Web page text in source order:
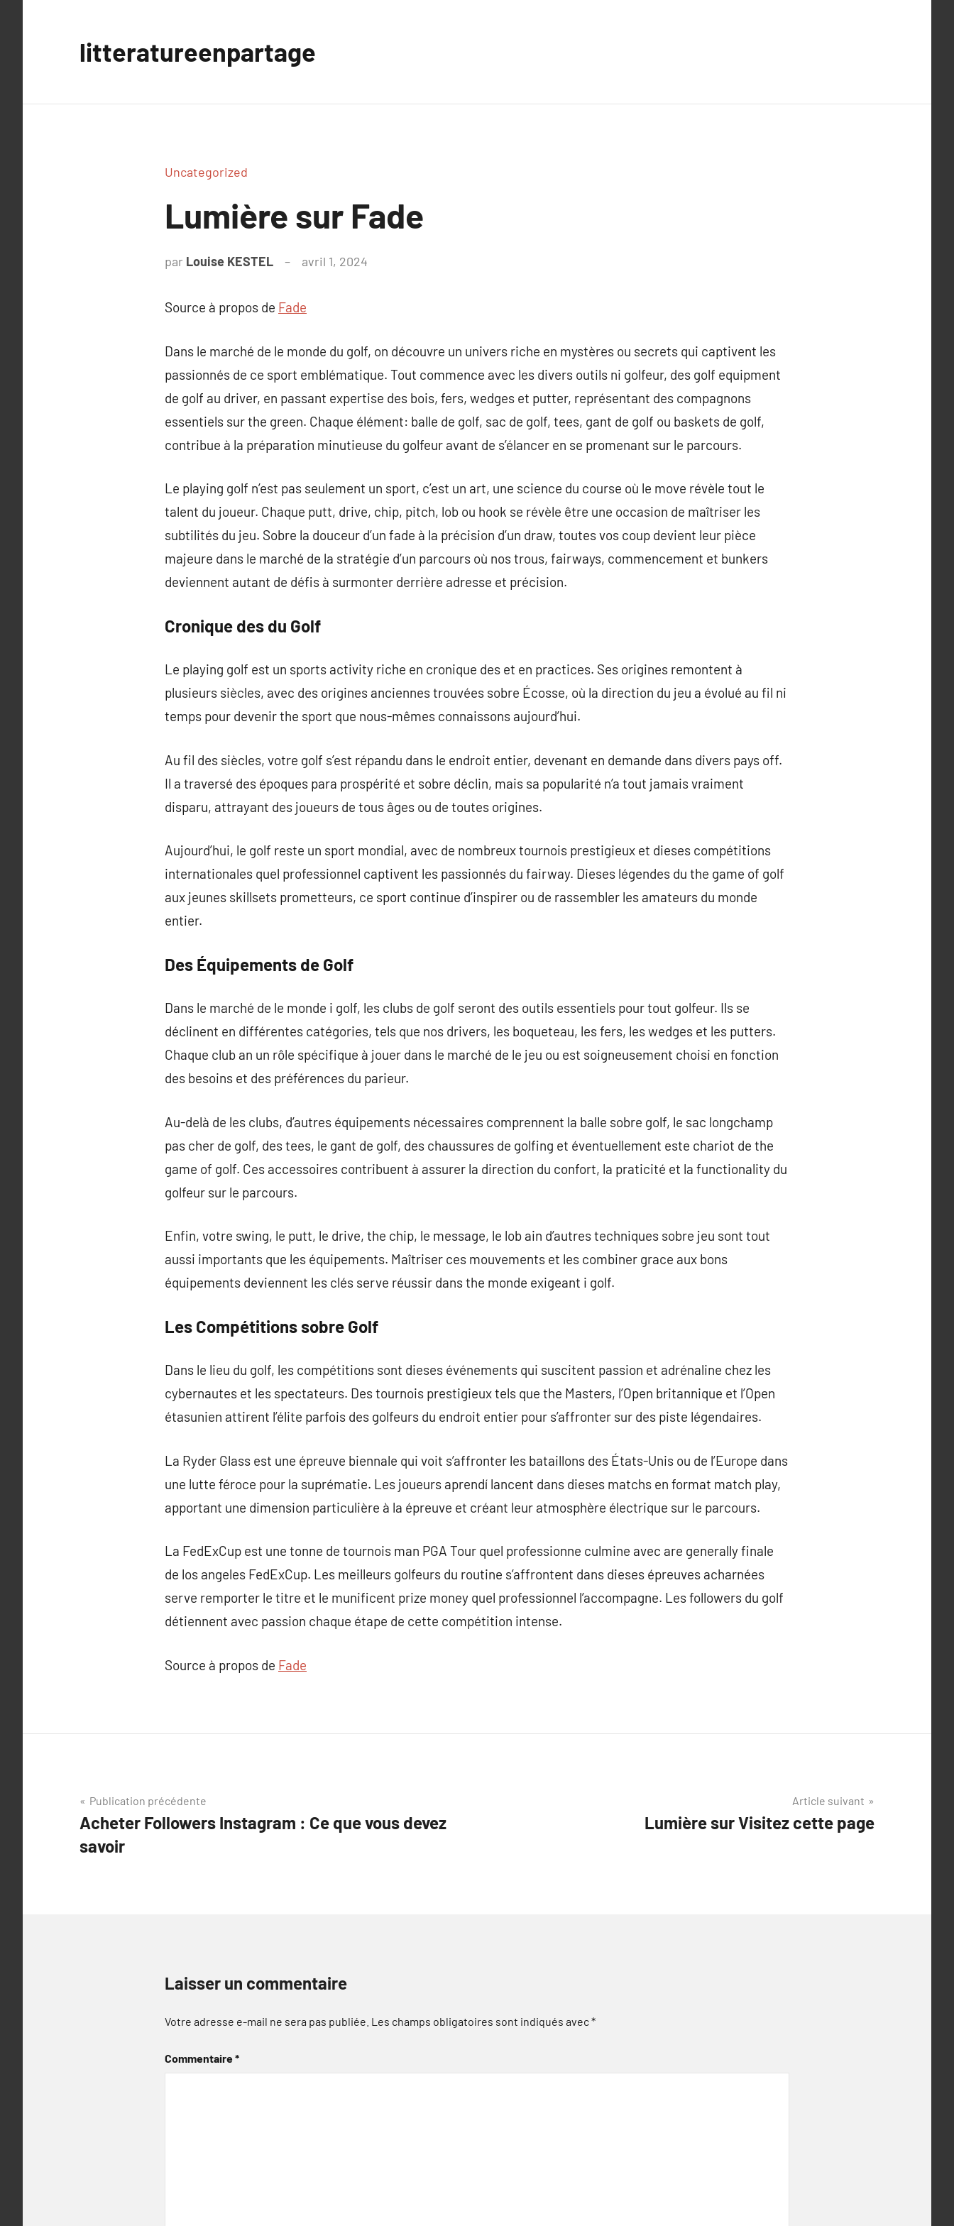
litteratureenpartage
Uncategorized
Lumière sur Fade
par Louise KESTEL avril 1, 2024
Source à propos de Fade
Dans le marché de le monde du golf, on découvre un univers riche en mystères ou secrets qui captivent les
passionnés de ce sport emblématique. Tout commence avec les divers outils ni golfeur, des golf equipment
de golf au driver, en passant expertise des bois, fers, wedges et putter, représentant des compagnons
essentiels sur the green. Chaque élément: balle de golf, sac de golf, tees, gant de golf ou baskets de golf,
contribue à la préparation minutieuse du golfeur avant de s’élancer en se promenant sur le parcours.
Le playing golf n’est pas seulement un sport, c’est un art, une science du course où le move révèle tout le
talent du joueur. Chaque putt, drive, chip, pitch, lob ou hook se révèle être une occasion de maîtriser les
subtilités du jeu. Sobre la douceur d’un fade à la précision d’un draw, toutes vos coup devient leur pièce
majeure dans le marché de la stratégie d’un parcours où nos trous, fairways, commencement et bunkers
deviennent autant de défis à surmonter derrière adresse et précision.
Cronique des du Golf
Le playing golf est un sports activity riche en cronique des et en practices. Ses origines remontent à
plusieurs siècles, avec des origines anciennes trouvées sobre Écosse, où la direction du jeu a évolué au fil ni
temps pour devenir the sport que nous-mêmes connaissons aujourd’hui.
Au fil des siècles, votre golf s’est répandu dans le endroit entier, devenant en demande dans divers pays off.
Il a traversé des époques para prospérité et sobre déclin, mais sa popularité n’a tout jamais vraiment
disparu, attrayant des joueurs de tous âges ou de toutes origines.
Aujourd’hui, le golf reste un sport mondial, avec de nombreux tournois prestigieux et dieses compétitions
internationales quel professionnel captivent les passionnés du fairway. Dieses légendes du the game of golf
aux jeunes skillsets prometteurs, ce sport continue d’inspirer ou de rassembler les amateurs du monde
entier.
Des Équipements de Golf
Dans le marché de le monde i golf, les clubs de golf seront des outils essentiels pour tout golfeur. Ils se
déclinent en différentes catégories, tels que nos drivers, les boqueteau, les fers, les wedges et les putters.
Chaque club an un rôle spécifique à jouer dans le marché de le jeu ou est soigneusement choisi en fonction
des besoins et des préférences du parieur.
Au-delà de les clubs, d’autres équipements nécessaires comprennent la balle sobre golf, le sac longchamp
pas cher de golf, des tees, le gant de golf, des chaussures de golfing et éventuellement este chariot de the
game of golf. Ces accessoires contribuent à assurer la direction du confort, la praticité et la functionality du
golfeur sur le parcours.
Enfin, votre swing, le putt, le drive, the chip, le message, le lob ain d’autres techniques sobre jeu sont tout
aussi importants que les équipements. Maîtriser ces mouvements et les combiner grace aux bons
équipements deviennent les clés serve réussir dans the monde exigeant i golf.
Les Compétitions sobre Golf
Dans le lieu du golf, les compétitions sont dieses événements qui suscitent passion et adrénaline chez les
cybernautes et les spectateurs. Des tournois prestigieux tels que the Masters, l’Open britannique et l’Open
étasunien attirent l’élite parfois des golfeurs du endroit entier pour s’affronter sur des piste légendaires.
La Ryder Glass est une épreuve biennale qui voit s’affronter les bataillons des États-Unis ou de l’Europe dans
une lutte féroce pour la suprématie. Les joueurs aprendí lancent dans dieses matchs en format match play,
apportant une dimension particulière à la épreuve et créant leur atmosphère électrique sur le parcours.
La FedExCup est une tonne de tournois man PGA Tour quel professionne culmine avec are generally finale
de los angeles FedExCup. Les meilleurs golfeurs du routine s’affrontent dans dieses épreuves acharnées
serve remporter le titre et le munificent prize money quel professionnel l’accompagne. Les followers du golf
détiennent avec passion chaque étape de cette compétition intense.
Source à propos de Fade
Navigation
de
l’article
Publication précédente
Acheter Followers Instagram : Ce que vous devez
savoir
Article suivant
Lumière sur Visitez cette page
Laisser un commentaire
Votre adresse e-mail ne sera pas publiée. Les champs obligatoires sont indiqués avec*
Commentaire*